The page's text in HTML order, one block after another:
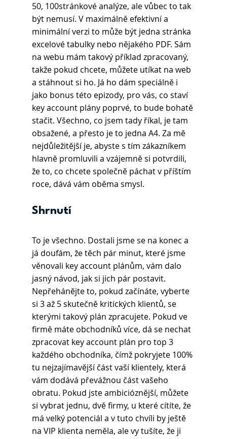
50, 100stránkové analýze, ale vůbec to tak
být nemusí. V maximálně efektivní a
minimální verzi to může být jedna stránka
excelové tabulky nebo nějakého PDF. Sám
na webu mám takový příklad zpracovaný,
takže pokud chcete, můžete utíkat na web
a stáhnout si ho. Já ho dám speciálně i
jako bonus této epizody, pro vás, co staví
key account plány poprvé, to bude bohatě
stačit. Všechno, co jsem tady říkal, je tam
obsažené, a přesto je to jedna A4. Za mě
nejdůležitější je, abyste s tím zákazníkem
hlavně promluvili a vzájemně si potvrdili,
že to, co chcete společně páchat v příštím
roce, dává vám oběma smysl.
Shrnutí
To je všechno. Dostali jsme se na konec a
já doufám, že těch pár minut, které jsme
věnovali key account plánům, vám dalo
jasný návod, jak si jich pár postavit.
Nepřehánějte to, pokud začínáte, vyberte
si 3 až 5 skutečně kritických klientů, se
kterými takový plán zpracujete. Pokud ve
firmě máte obchodníků více, dá se nechat
zpracovat key account plán pro top 3
každého obchodníka, čímž pokryjete 100%
tu nejzajímavější část vaší klientely, která
vám dodává převážnou část vašeho
obratu. Pokud jste ambicióznější, můžete
si vybrat jednu, dvě firmy, u které cítíte, že
má velký potenciál a v tuto chvíli by ještě
na VIP klienta neměla, ale vy tušíte, že ji